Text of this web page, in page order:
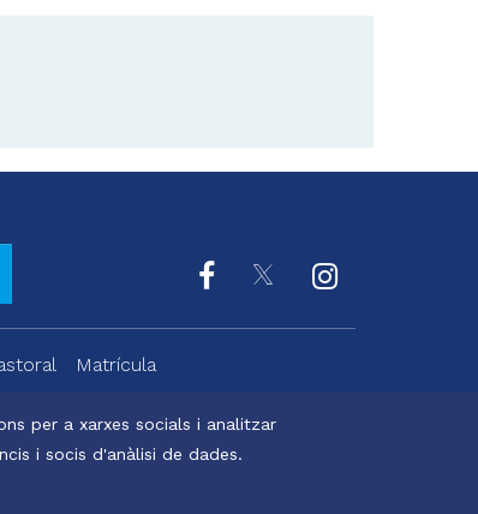
per a xarxes socials i analitzar
i socis d'anàlisi de dades.
Matrícula